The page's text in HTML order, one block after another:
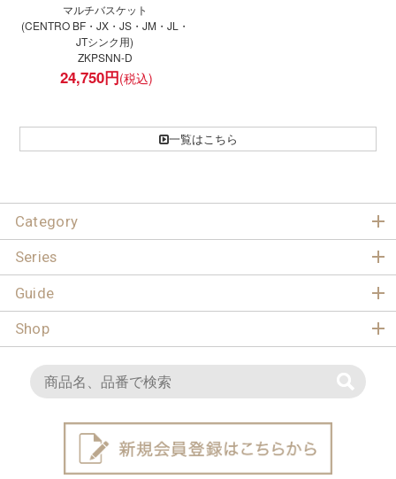
マルチバスケット
(CENTRO BF・JX・JS・JM・JL・
JTシンク用)
ZKPSNN-D
24,750円
一覧はこちら
Category
Series
Guide
Shop